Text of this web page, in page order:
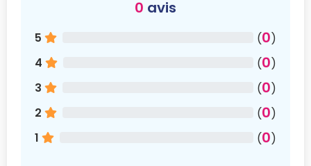
0 avis
5 (0)
4
(0)
3
(0)
2
(0)
1
(0)